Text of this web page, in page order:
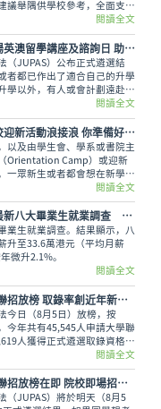
議舉隅供學校參考，全面支援
閱讀全文
活動推介｜多場英澳留學講座及諮詢日 助你掌握最新海外升學資訊
（JUPAS）公布正式遴選結
者都已作出了適合自己的升學
學以外，有人或會計劃遠赴外
8月便有多場英國及澳洲大學
要資訊。
閱讀全文
快訊｜大專院校迎新活動浪接浪 你準備好過U Life未呢？
以及由學生會、學系或書院主
Orientation Camp）或迎新
一眾新生或者都會想在新學年
結識到新的同學，迎接豐富精
閱讀全文
熱話│教資會最新八大畢業生就業調查 平均年薪33.6萬元
業生就業調查。結果顯示，八
升至33.6萬港元（平均月薪
微升2.1%。
閱讀全文
JUPAS2026｜聯招放榜 取錄率創近年新低 同學宜尋求聯招以外出路
今日（8月5日）放榜，按
今年共有45,545人申請大學聯
人獲得正式遴選取錄資格，
34.29%，創下近年新低。即
的同學也不用氣餒，還可以多
擇呢。
閱讀全文
JUPAS2026｜聯招放榜在即 院校即場招生日及物資準備清單一覽
（JUPAS）將於明天（8月5